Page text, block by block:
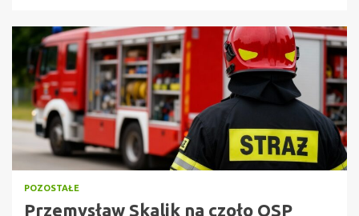
POZOSTAŁE
Przemysław Skalik na czoło OSP